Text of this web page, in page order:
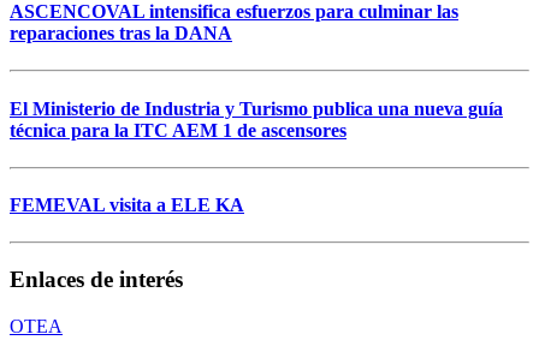
ASCENCOVAL intensifica esfuerzos para culminar las
reparaciones tras la DANA
El Ministerio de Industria y Turismo publica una nueva guía
técnica para la ITC AEM 1 de ascensores
FEMEVAL visita a ELE KA
Enlaces de interés
OTEA